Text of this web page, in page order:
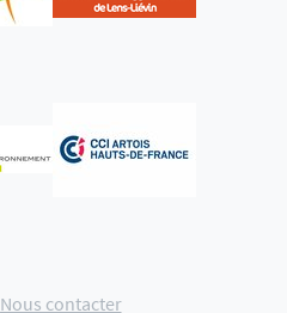
Nous contacter